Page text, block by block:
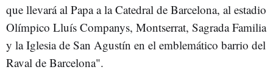
que llevará al Papa a la Catedral de Barcelona, al estadio
Olímpico Lluís Companys, Montserrat, Sagrada Familia
y la Iglesia de San Agustín en el emblemático barrio del
Raval de Barcelona".